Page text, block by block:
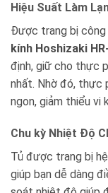
Hiệu Suất Làm
Được trang bị công
kính Hoshizaki
định, giữ cho thực
nhất. Nhờ đó, thực
ngon, giảm thiểu vi
Chu kỳ Nhiệt Độ
Tủ được trang bị
giúp bạn dễ dàng